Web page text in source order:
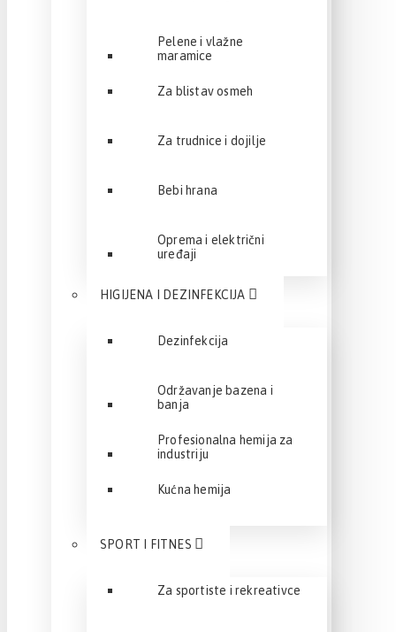
Pelene i vlažne
maramice
Za blistav osmeh
Za trudnice i dojilje
Bebi hrana
Oprema i električni
uređaji
HIGIJENA I DEZINFEKCIJA
Dezinfekcija
Održavanje bazena i
banja
Profesionalna hemija za
industriju
Kućna hemija
SPORT I FITNES
Za sportiste i rekreativce